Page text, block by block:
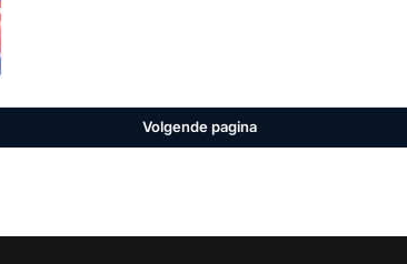
Volgende pagina